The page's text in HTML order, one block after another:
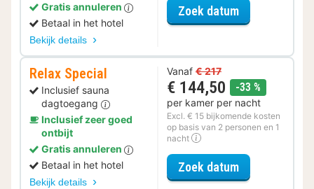
Gratis annuleren
Betaal in het hotel
Bekijk details
Zoek datumvoor Late
Relax Special
Inclusief sauna
dagtoegang
Inclusief zeer goed
ontbijt
Gratis annuleren
Betaal in het hotel
Bekijk details
Vanaf € 217
€ 144,50 -33 %
per kamer per nacht
Excl. € 15 bijkomende kosten
op basis van 2 personen en 1
nacht
Zoek datumvoor Relax